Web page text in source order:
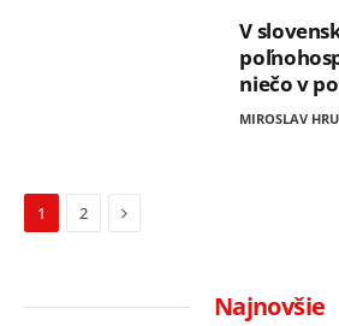
V
niečo v
MIROSLAV
1 2 Next
Najnovšie